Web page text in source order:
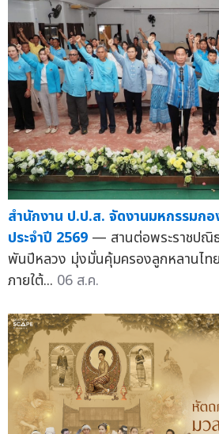
สำนักงาน ป.ป.ส. จัดงานมหกรรมก
ประจำปี 2569 — สานต่อพระราชปณิ
พันปีหลวง มุ่งมั่นคุ้มครองลูกหลานไท
ภายใต้... 06 ส.ค.